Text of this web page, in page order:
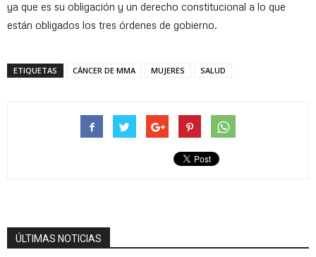
ya que es su obligación y un derecho constitucional a lo que
están obligados los tres órdenes de gobierno.
ETIQUETAS CÁNCER DE MMA MUJERES SALUD
ÚLTIMAS NOTICIAS